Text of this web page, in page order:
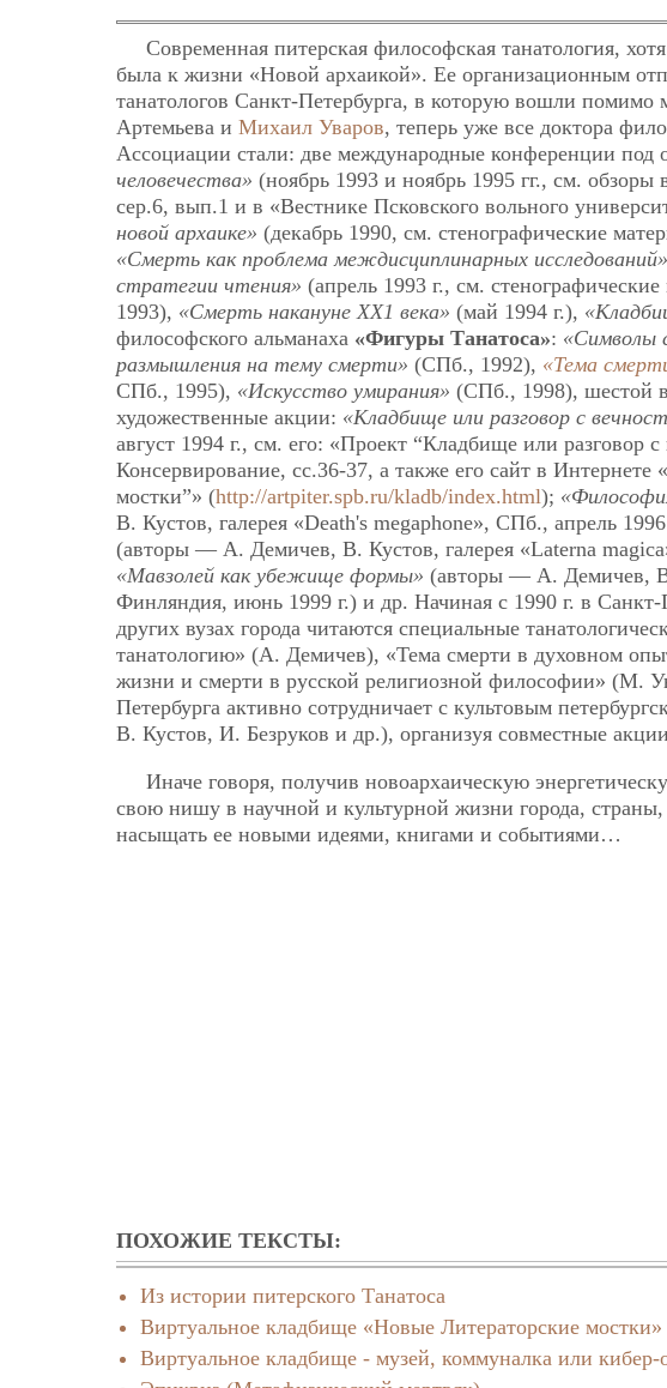
Современная питерская философская танатология,
была к жизни «Новой архаикой». Ее организационным
танатологов Санкт-Петербурга, в которую вошли помимо
Артемьева и Михаил Уваров, теперь уже все доктора
Ассоциации стали: две международные конференции под
человечества» (ноябрь 1993 и ноябрь 1995 гг., см.
сер.6, вып.1 и в «Вестнике Псковского вольного
новой архаике» (декабрь 1990, см. стенографические
«Смерть как проблема междисциплинарных исследований»
стратегии чтения» (апрель 1993 г., см.
1993), «Смерть накануне ХХ1 века» (май 1994 г.),
философского альманаха «Фигуры Танатоса»: «Символы
размышления на тему смерти» (СПб., 1992), «Тема
СПб., 1995), «Искусство умирания» (СПб., 1998), шестой
художественные акции: «Кладбище или разговор с
август 1994 г., см. его: «Проект “Кладбище или разговор
Консервирование, сс.36-37, а также его сайт в
мостки”» (http://artpiter.spb.ru/kladb/index.html);
В. Кустов, галерея «Death's megaphone», СПб., апрель 1996
(авторы — А. Демичев, В. Кустов, галерея «Laterna
«Мавзолей как убежище формы» (авторы — А. Демичев,
Финляндия, июнь 1999 г.) и др. Начиная с 1990 г. в Санкт-
других вузах города читаются специальные
танатологию» (А. Демичев), «Тема смерти в духовном
жизни и смерти в русской религиозной философии» (М.
Петербурга активно сотрудничает с культовым
В. Кустов, И. Безруков и др.), организуя совместные
Иначе говоря, получив новоархаическую
свою нишу в научной и культурной жизни города,
насыщать ее новыми идеями, книгами и событиями…
ПОХОЖИЕ ТЕКСТЫ:
Из истории питерского Танатоса
Виртуальное кладбище «Новые Литераторские мостки»
Виртуальное кладбище - музей, коммуналка или